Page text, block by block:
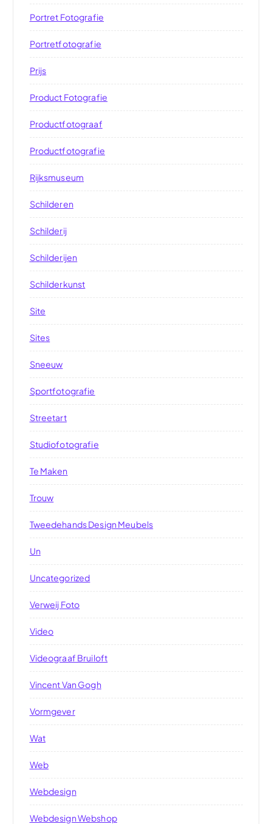
Portret Fotografie
Portretfotografie
Prijs
Product Fotografie
Productfotograaf
Productfotografie
Rijksmuseum
Schilderen
Schilderij
Schilderijen
Schilderkunst
Site
Sites
Sneeuw
Sportfotografie
Streetart
Studiofotografie
Te Maken
Trouw
Tweedehands Design Meubels
Un
Uncategorized
Verweij Foto
Video
Videograaf Bruiloft
Vincent Van Gogh
Vormgever
Wat
Web
Webdesign
Webdesign Webshop